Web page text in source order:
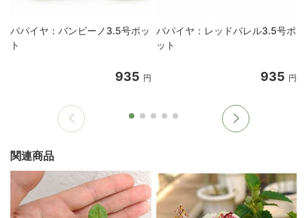
パパイヤ：バンビーノ3.5号ポッ
ト
935 円
パパイヤ：レッドバレル3.5号ポ
ット
935 円
関連商品